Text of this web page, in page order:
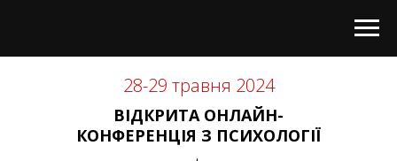
28-29 травня 2024
ВІДКРИТА ОНЛАЙН-
КОНФЕРЕНЦІЯ З ПСИХОЛОГІЇ